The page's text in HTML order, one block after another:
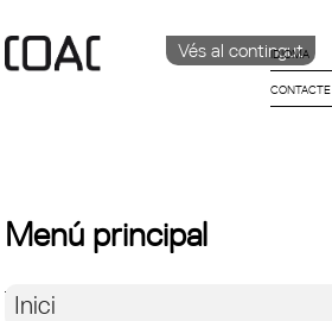
Vés al contingut
IDIOMA
CATALÀ
CONTACTE
Menú principal
Inici